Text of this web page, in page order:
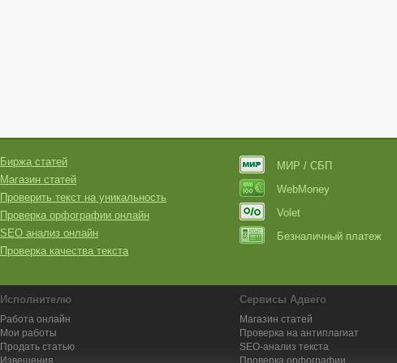
Биржа статей
Магазин статей
Проверить текст на уникальность
Проверка орфографии онлайн
SEO анализ онлайн
Проверка качества текста
МИР / СБП
WebMoney
Volet
Безналичный платеж
Исполнителю
Работа онлайн
Мои работы
Продать статью
Извещения
Сервисы Адвего
Магазин статей
Проверка на антиплагиат
SEO-анализ текста
Проверка орфографии